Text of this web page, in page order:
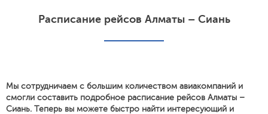
Расписание рейсов Алматы – Сиань
Мы сотрудничаем с большим количеством авиакомпаний и
смогли составить подробное расписание рейсов Алматы –
Сиань. Теперь вы можете быстро найти интересующий и